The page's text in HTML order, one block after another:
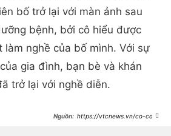
bố trở lại với màn ảnh sau
bệnh, bởi cô hiểu được
làm nghề của bố mình. Với sự
gia đình, bạn bè và khán
trở lại với nghề diễn.
https://vtcnews.vn/co-con-